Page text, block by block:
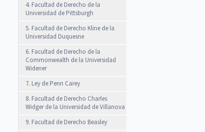
4. Facultad de Derecho de la
Universidad de Pittsburgh
5. Facultad de Derecho Kline de la
Universidad Duquesne
6. Facultad de Derecho de la
Commonwealth de la Universidad
Widener
7. Ley de Penn Carey
8. Facultad de Derecho Charles
Widger de la Universidad de Villanova
9. Facultad de Derecho Beasley